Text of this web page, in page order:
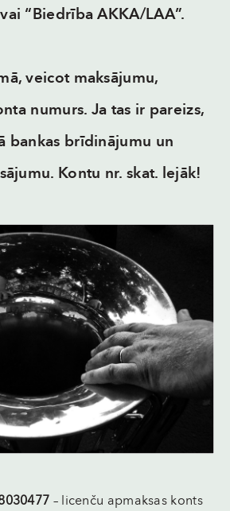
“Biedrība AKKA/LAA”.
veicot maksājumu,
numurs. Ja tas ir pareizs,
bankas brīdinājumu un
Kontu nr. skat. lejāk!
– licenču apmaksas konts